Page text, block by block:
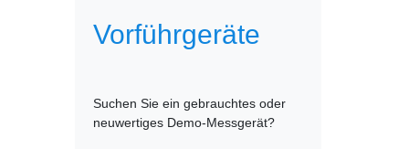
Vorführgeräte
Suchen Sie ein gebrauchtes oder
neuwertiges Demo-Messgerät?